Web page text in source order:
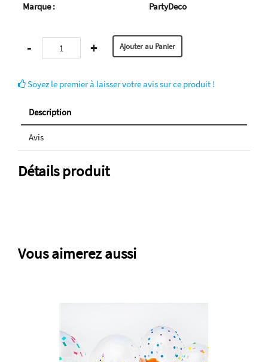
Marque :
PartyDeco
- +
Soyez le premier à laisser votre avis sur ce produit !
Description
Avis
Détails produit
Vous aimerez aussi